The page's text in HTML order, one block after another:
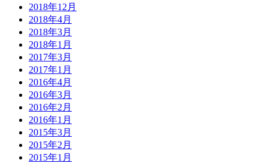
2018年12月
2018年4月
2018年3月
2018年1月
2017年3月
2017年1月
2016年4月
2016年3月
2016年2月
2016年1月
2015年3月
2015年2月
2015年1月